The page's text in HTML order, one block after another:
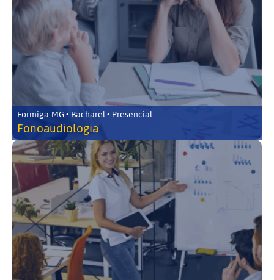
Formiga-MG • Bacharel • Presencial
Fonoaudiologia